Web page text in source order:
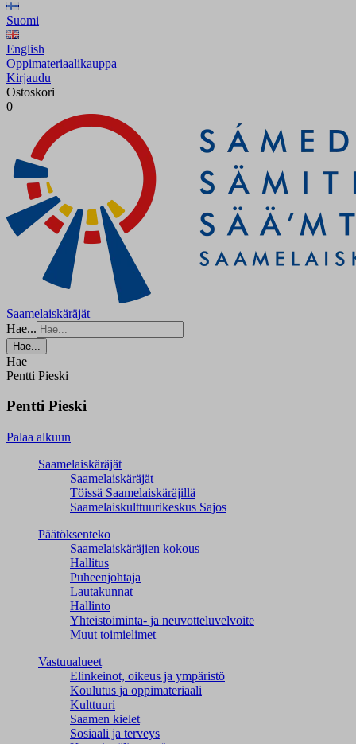
Suomi
English
Oppimateriaalikauppa
Kirjaudu
Ostoskori
0
Saamelaiskäräjät
Hae...
Hae...
Hae
Pentti Pieski
Pentti Pieski
Palaa alkuun
Saamelaiskäräjät
Saamelaiskäräjät
Töissä Saamelaiskäräjillä
Saamelaiskulttuuri­keskus Sajos
Päätöksenteko
Saamelaiskäräjien kokous
Hallitus
Puheenjohtaja
Lautakunnat
Hallinto
Yhteistoiminta- ja neuvotteluvelvoite
Muut toimielimet
Vastuualueet
Elinkeinot, oikeus ja ympäristö
Koulutus ja oppimateriaali
Kulttuuri
Saamen kielet
Sosiaali ja terveys